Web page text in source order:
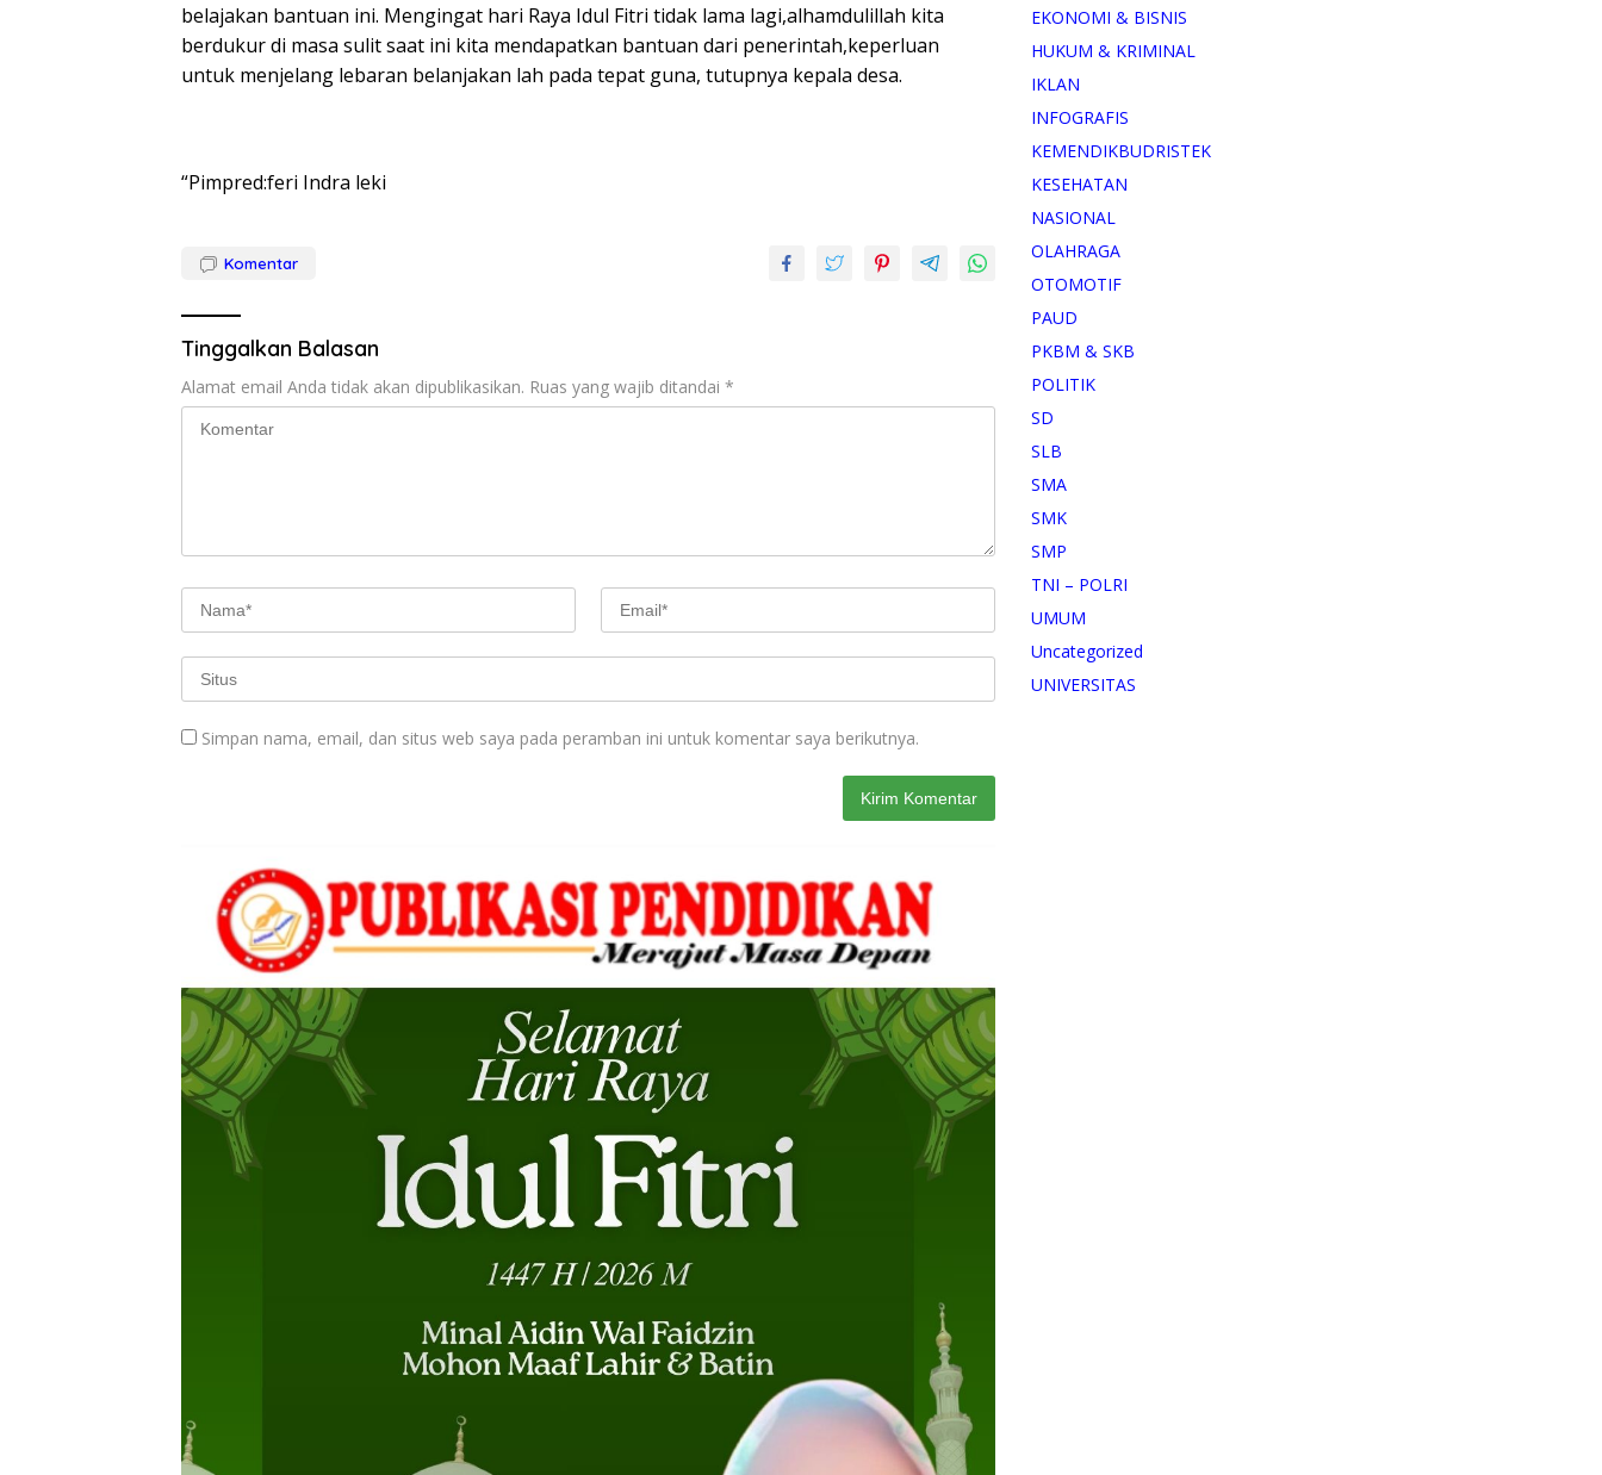
belajakan bantuan ini. Mengingat hari Raya Idul Fitri tidak lama lagi,alhamdulillah kita
berdukur di masa sulit saat ini kita mendapatkan bantuan dari penerintah,keperluan
untuk menjelang lebaran belanjakan lah pada tepat guna, tutupnya kepala desa.
“Pimpred:feri Indra leki
Komentar
Tinggalkan Balasan
Alamat email Anda tidak akan dipublikasikan. Ruas yang wajib ditandai *
Simpan nama, email, dan situs web saya pada peramban ini untuk komentar saya berikutnya.
EKONOMI & BISNIS
HUKUM & KRIMINAL
IKLAN
INFOGRAFIS
KEMENDIKBUDRISTEK
KESEHATAN
NASIONAL
OLAHRAGA
OTOMOTIF
PAUD
PKBM & SKB
POLITIK
SD
SLB
SMA
SMK
SMP
TNI – POLRI
UMUM
Uncategorized
UNIVERSITAS